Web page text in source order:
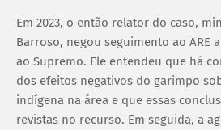
Em 2023, o então relator do caso,
Barroso, negou seguimento ao ARE
ao Supremo. Ele entendeu que há
dos efeitos negativos do garimpo
indígena na área e que essas
revistas no recurso. Em seguida, a